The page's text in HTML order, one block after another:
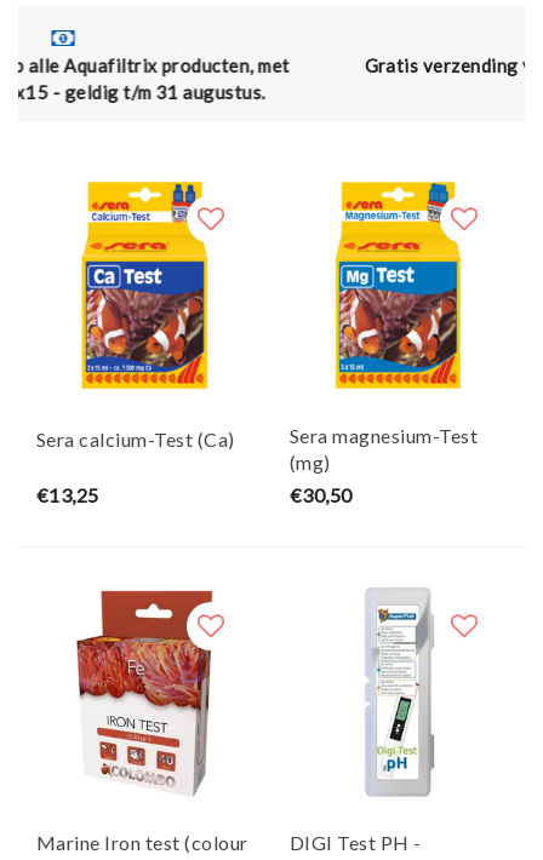
met
Gratis verzending vanaf € 50,- (en naar België
Sera calcium-Test (Ca)
€13,25
Sera magnesium-Test
(mg)
€30,50
Marine Iron test (colour
DIGI Test PH -